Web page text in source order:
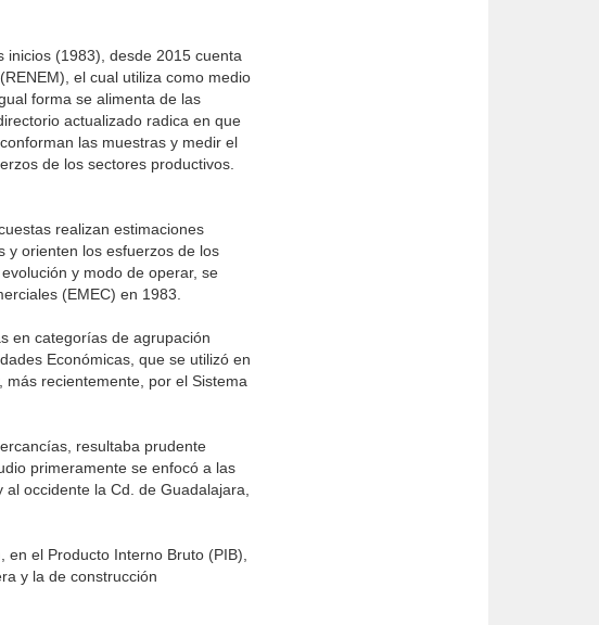
inicios (1983), desde 2015 cuenta
el cual utiliza como medio
forma se alimenta de las
actualizado radica en que
las muestras y medir el
de los sectores productivos.
realizan estimaciones
y orienten los esfuerzos de los
y modo de operar, se
(EMEC) en 1983.
en categorías de agrupación
Económicas, que se utilizó en
recientemente, por el Sistema
resultaba prudente
primeramente se enfocó a las
occidente la Cd. de Guadalajara,
el Producto Interno Bruto (PIB),
y la de construcción